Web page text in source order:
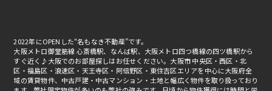
2022年にOPENした“名もなき不動産”です。
大阪メトロ御堂筋線 心斎橋駅、なんば駅、大阪メトロ四つ橋線の四ツ橋駅から
すぐ近く♪大阪でのお部屋探しはお任せください。大阪市 中央区・西区・北
区・福島区・浪速区・天王寺区・阿倍野区・東住吉区エリアを中心に大阪府全
域の賃貸物件、中古戸建・中古マンション・土地と幅広く物件を取り扱っており